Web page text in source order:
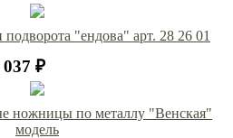
"ендова" арт. 28 26 01
037 ₽
ножницы по металлу "Венская"
модель